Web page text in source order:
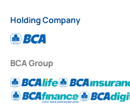
Holding Company
BCA Group